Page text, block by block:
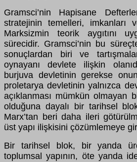
Gramsci’nin Hapisane
stratejinin temelleri, imkanları
Marksizmin teorik aygıtını
sürecidir. Gramsci’nin bu
sonuçlardan biri ve
oynayanı devlete ilişkin
burjuva devletinin gerekse
proletarya devletinin yalnızca
açıklanması mümkün olmayan
olduğuna dayalı bir tarihsel
Marx’tan beri daha ileri
üst yapı ilişkisini çözümlemeye
Bir tarihsel blok, bir yanda
toplumsal yapının, öte yanda